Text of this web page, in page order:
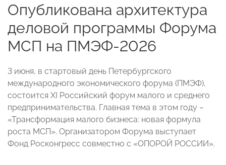
Опубликована архитектура
деловой программы Форума
МСП на ПМЭФ-2026
3 июня, в стартовый день Петербургского
международного экономического форума (ПМЭФ),
состоится XI Российский форум малого и среднего
предпринимательства. Главная тема в этом году –
«Трансформация малого бизнеса: новая формула
роста МСП». Организатором Форума выступает
Фонд Росконгресс совместно с «ОПОРОЙ РОССИИ».